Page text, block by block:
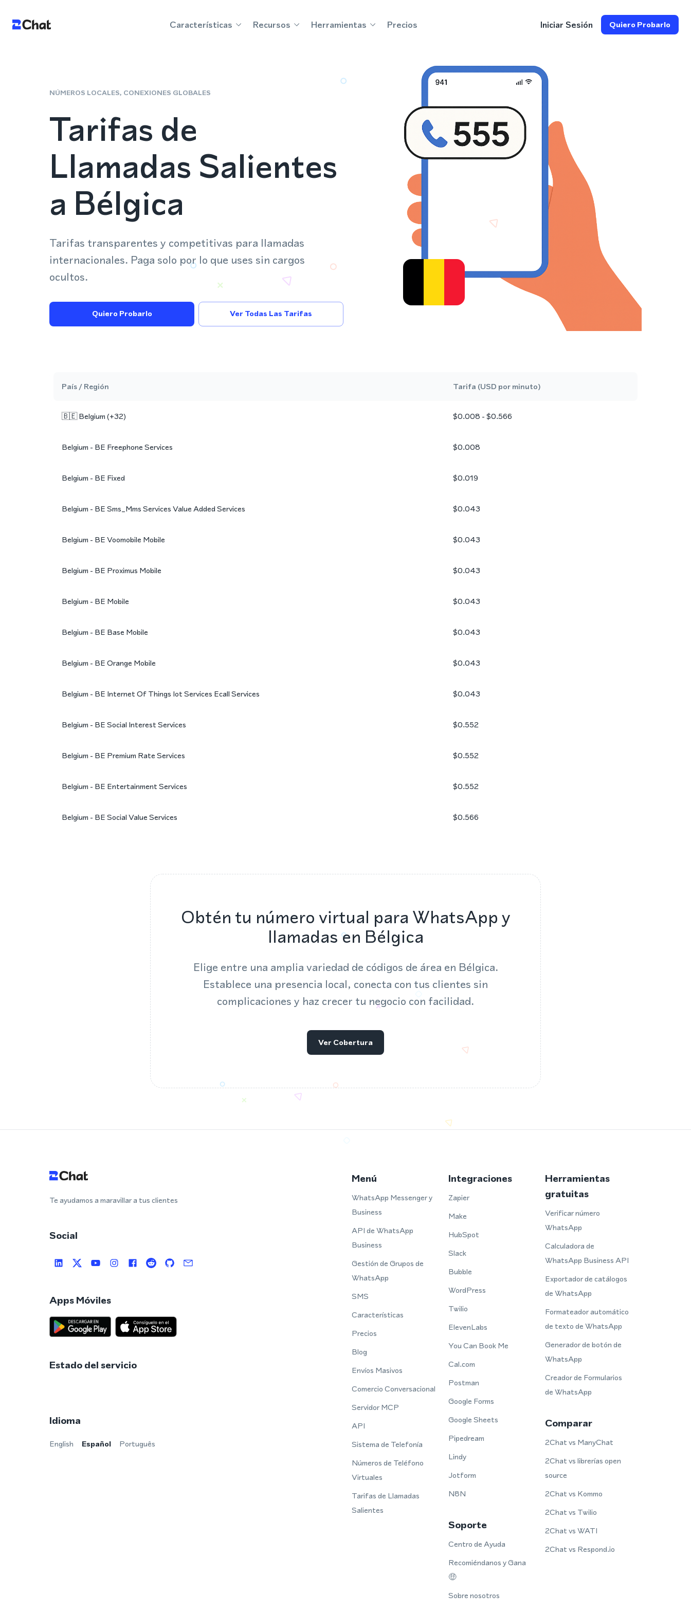
Características Recursos Herramientas Precios Iniciar Sesión Quiero Probarlo
NÚMEROS LOCALES, CONEXIONES GLOBALES
Tarifas de
Llamadas Salientes
a Bélgica
Tarifas transparentes y competitivas para llamadas
internacionales. Paga solo por lo que uses sin cargos
ocultos.
Quiero Probarlo Ver Todas Las Tarifas
País / Región Tarifa (USD por minuto)
🇧🇪Belgium(+32) $0.008 - $0.566
Belgium - BE Freephone Services $0.008
Belgium - BE Fixed $0.019
Belgium - BE Sms_Mms Services Value Added Services $0.043
Belgium - BE Voomobile Mobile $0.043
Belgium - BE Proximus Mobile $0.043
Belgium - BE Mobile $0.043
Belgium - BE Base Mobile $0.043
Belgium - BE Orange Mobile $0.043
Belgium - BE Internet Of Things Iot Services Ecall Services $0.043
Belgium - BE Social Interest Services $0.552
Belgium - BE Premium Rate Services $0.552
Belgium - BE Entertainment Services $0.552
Belgium - BE Social Value Services $0.566
Obtén tu número virtual para WhatsApp y
llamadas en Bélgica
Elige entre una amplia variedad de códigos de área en Bélgica.
Establece una presencia local, conecta con tus clientes sin
complicaciones y haz crecer tu negocio con facilidad.
Ver Cobertura
Te ayudamos a maravillar a tus clientes
Social
Apps Móviles
Estado del servicio
Idioma
English Español Português
Menú
WhatsApp Messenger y
Business
API de WhatsApp
Business
Gestión de Grupos de
WhatsApp
SMS
Características
Precios
Blog
Envíos Masivos
Comercio Conversacional
Servidor MCP
API
Sistema de Telefonía
Números de Teléfono
Virtuales
Tarifas de Llamadas
Salientes
Integraciones
Zapier
Make
HubSpot
Slack
Bubble
WordPress
Twilio
ElevenLabs
You Can Book Me
Cal.com
Postman
Google Forms
Google Sheets
Pipedream
Lindy
Jotform
N8N
Herramientas
gratuitas
Verificar número
WhatsApp
Calculadora de
WhatsApp Business API
Exportador de catálogos
de WhatsApp
Formateador automático
de texto de WhatsApp
Generador de botón de
WhatsApp
Creador de Formularios
de WhatsApp
Comparar
2Chat vs ManyChat
2Chat vs librerías open
source
2Chat vs Kommo
2Chat vs Twilio
2Chat vs WATI
2Chat vs Respond.io
Soporte
Centro de Ayuda
Recomiéndanos y Gana
🤑
Sobre nosotros